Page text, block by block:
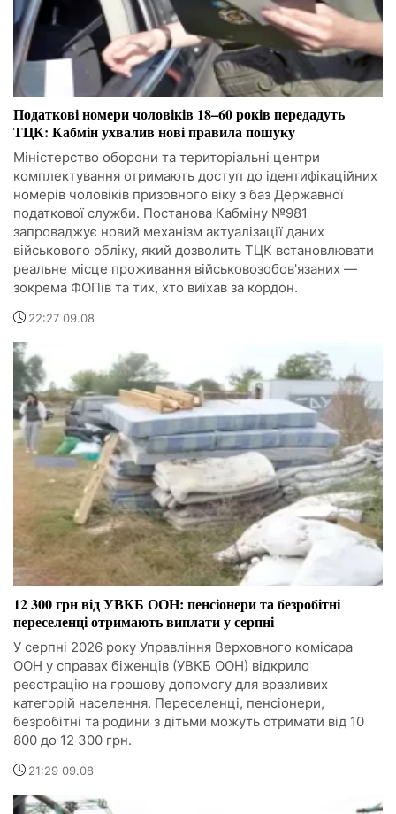
Податкові номери чоловіків 18–60 років передадуть
ТЦК: Кабмін ухвалив нові правила пошуку
Міністерство оборони та територіальні центри
комплектування отримають доступ до ідентифікаційних
номерів чоловіків призовного віку з баз Державної
податкової служби. Постанова Кабміну №981
запроваджує новий механізм актуалізації даних
військового обліку, який дозволить ТЦК встановлювати
реальне місце проживання військовозобов'язаних —
зокрема ФОПів та тих, хто виїхав за кордон.
22:27 09.08
12 300 грн від УВКБ ООН: пенсіонери та безробітні
переселенці отримають виплати у серпні
У серпні 2026 року Управління Верховного комісара
ООН у справах біженців (УВКБ ООН) відкрило
реєстрацію на грошову допомогу для вразливих
категорій населення. Переселенці, пенсіонери,
безробітні та родини з дітьми можуть отримати від 10
800 до 12 300 грн.
21:29 09.08